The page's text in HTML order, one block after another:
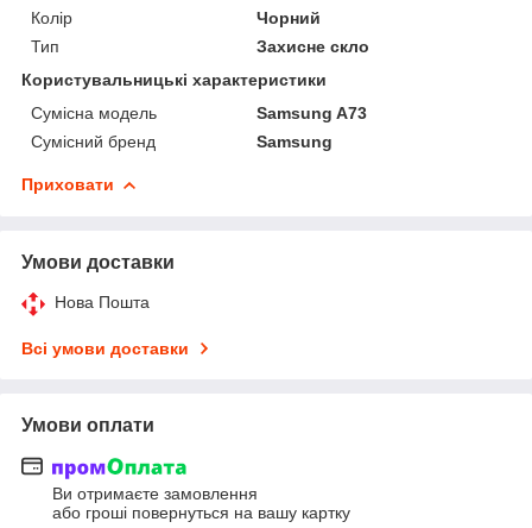
Колір
Чорний
Тип
Захисне скло
Користувальницькі характеристики
Сумісна модель
Samsung A73
Сумісний бренд
Samsung
Приховати
Умови доставки
Нова Пошта
Всі умови доставки
Умови оплати
Ви отримаєте замовлення
або гроші повернуться на вашу картку